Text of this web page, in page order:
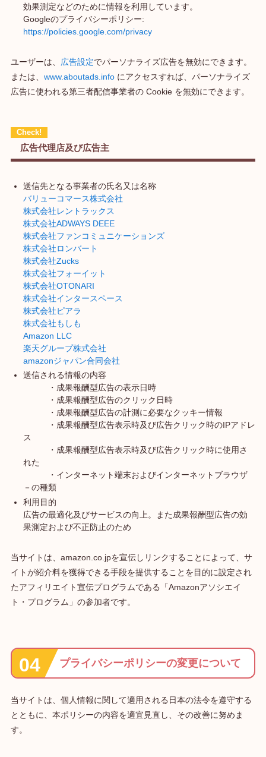
効果測定などのために情報を利用しています。
Googleのプライバシーポリシー:
https://policies.google.com/privacy
ユーザーは、 広告設定でパーソナライズ広告を無効にできます。
または、 www.aboutads.infoにアクセスすれば、パーソナライズ
広告に使われる第三者配信事業者の Cookie を無効にできます。
広告代理店及び広告主
送信先となる事業者の氏名又は名称
バリューコマース株式会社
株式会社レントラックス
株式会社ADWAYS DEEE
株式会社ファンコミュニケーションズ
株式会社ロンバート
株式会社Zucks
株式会社フォーイット
株式会社OTONARI
株式会社インタースペース
株式会社ピアラ
株式会社もしも
Amazon LLC
楽天グループ株式会社
amazonジャパン合同会社
送信される情報の内容
・成果報酬型広告の表示日時
・成果報酬型広告のクリック日時
・成果報酬型広告の計測に必要なクッキー情報
・成果報酬型広告表示時及び広告クリック時のIPアドレ
ス
・成果報酬型広告表示時及び広告クリック時に使用さ
れた
・インターネット端末およびインターネットブラウザ
－の種類
利用目的
広告の最適化及びサービスの向上。また成果報酬型広告の効
果測定および不正防止のため
当サイトは、amazon.co.jpを宣伝しリンクすることによって、サ
イトが紹介料を獲得できる手段を提供することを目的に設定され
たアフィリエイト宣伝プログラムである「Amazonアソシエイ
ト・プログラム」の参加者です。
プライバシーポリシーの変更について
当サイトは、個人情報に関して適用される日本の法令を遵守する
とともに、本ポリシーの内容を適宜見直し、その改善に努めま
す。